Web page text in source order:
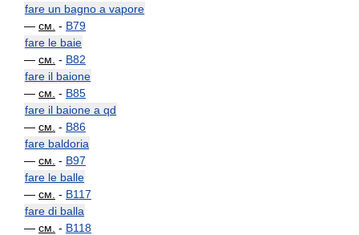
fare un bagno a vapore
— см. - B79
fare le baie
— см. - B82
fare il baione
— см. - B85
fare il baione a qd
— см. - B86
fare baldoria
— см. - B97
fare le balle
— см. - B117
fare di balla
— см. - B118